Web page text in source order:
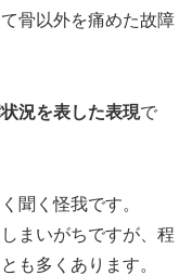
骨以外を痛めた故障
況を表した表現で
聞く怪我です。
まいがちですが、程
も多くあります。